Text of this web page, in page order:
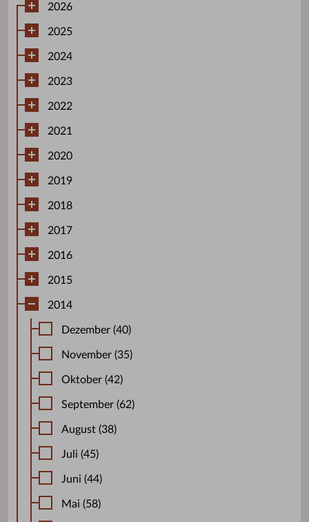
2026
2025
2024
2023
2022
2021
2020
2019
2018
2017
2016
2015
2014
Dezember (40)
November (35)
Oktober (42)
September (62)
August (38)
Juli (45)
Juni (44)
Mai (58)